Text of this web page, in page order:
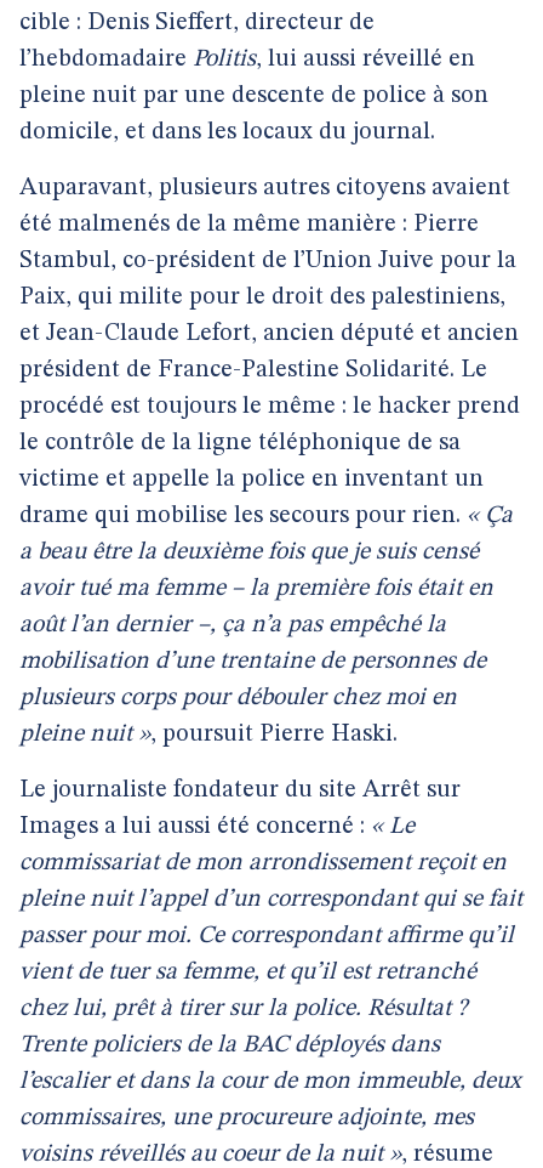
cible : Denis Sieffert, directeur de
l’hebdomadaire Politis, lui aussi réveillé en
pleine nuit par une descente de police à son
domicile, et dans les locaux du journal.
Auparavant, plusieurs autres citoyens avaient
été malmenés de la même manière : Pierre
Stambul, co-président de l’Union Juive pour la
Paix, qui milite pour le droit des palestiniens,
et Jean-Claude Lefort, ancien député et ancien
président de France-Palestine Solidarité. Le
procédé est toujours le même : le hacker prend
le contrôle de la ligne téléphonique de sa
victime et appelle la police en inventant un
drame qui mobilise les secours pour rien. « Ça
a beau être la deuxième fois que je suis censé
avoir tué ma femme – la première fois était en
août l’an dernier –, ça n’a pas empêché la
mobilisation d’une trentaine de personnes de
plusieurs corps pour débouler chez moi en
pleine nuit », poursuit Pierre Haski.
Le journaliste fondateur du site Arrêt sur
Images a lui aussi été concerné : « Le
commissariat de mon arrondissement reçoit en
pleine nuit l’appel d’un correspondant qui se fait
passer pour moi. Ce correspondant affirme qu’il
vient de tuer sa femme, et qu’il est retranché
chez lui, prêt à tirer sur la police. Résultat ?
Trente policiers de la BAC déployés dans
l’escalier et dans la cour de mon immeuble, deux
commissaires, une procureure adjointe, mes
voisins réveillés au coeur de la nuit », résume